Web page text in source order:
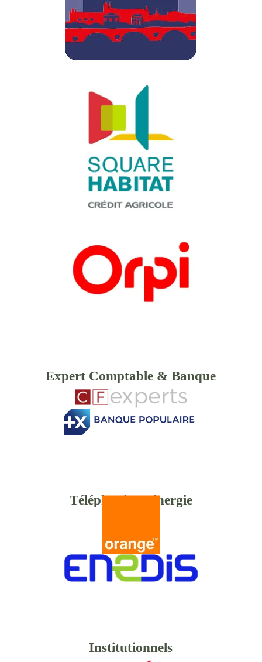
Expert Comptable & Banque
Téléphonie & énergie
Institutionnels